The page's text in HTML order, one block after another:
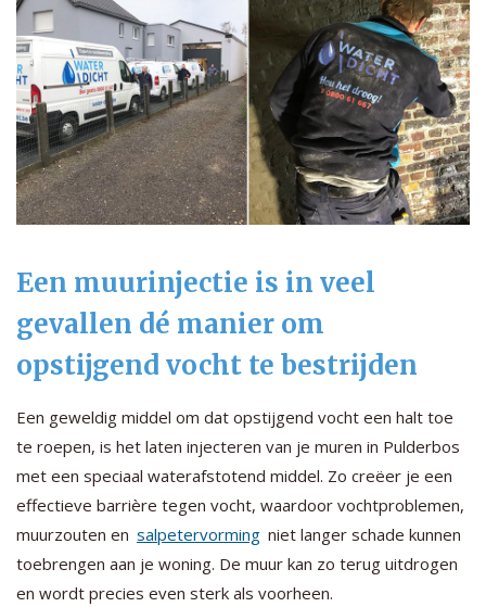
Een muurinjectie is in veel
gevallen dé manier om
opstijgend vocht te bestrijden
Een geweldig middel om dat opstijgend vocht een halt toe
te roepen, is het laten injecteren van je muren in Pulderbos
met een speciaal waterafstotend middel. Zo creëer je een
effectieve barrière tegen vocht, waardoor vochtproblemen,
muurzouten en salpetervorming niet langer schade kunnen
toebrengen aan je woning. De muur kan zo terug uitdrogen
en wordt precies even sterk als voorheen.